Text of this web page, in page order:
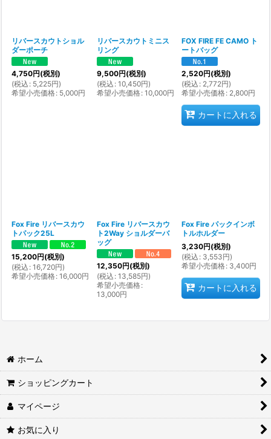
リバースカウトショル
ダーポーチ
4,750円(税別)
(税込 : 5,225円)
希望小売価格: 5,000円
リバースカウトミニス
リング
9,500円(税別)
(税込 : 10,450円)
希望小売価格: 10,000円
FOX FIRE FE CAMO ト
ートバッグ
2,520円(税別)
(税込 : 2,772円)
希望小売価格: 2,800円
カートに入れる
Fox Fire リバースカウ
トパック25L
15,200円(税別)
(税込 : 16,720円)
希望小売価格: 16,000円
Fox Fire リバースカウ
ト2Way ショルダーバ
ッグ
12,350円(税別)
(税込 : 13,585円)
希望小売価格:
13,000円
Fox Fire パックインボ
トルホルダー
3,230円(税別)
(税込 : 3,553円)
希望小売価格: 3,400円
カートに入れる
ホーム
ショッピングカート
マイページ
お気に入り